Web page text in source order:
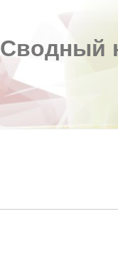
Сводный